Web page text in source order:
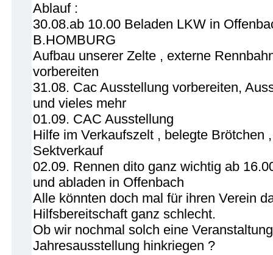
Ablauf :
30.08.ab 10.00 Beladen LKW in
B.HOMBURG
Aufbau unserer Zelte , externe
vorbereiten
31.08. Cac Ausstellung vorbereiten,
und vieles mehr
01.09. CAC Ausstellung
Hilfe im Verkaufszelt , belegte Brötchen
Sektverkauf
02.09. Rennen dito ganz wichtig ab
und abladen in Offenbach
Alle könnten doch mal für ihren Verein
Hilfsbereitschaft ganz schlecht.
Ob wir nochmal solch eine
Jahresausstellung hinkriegen ?